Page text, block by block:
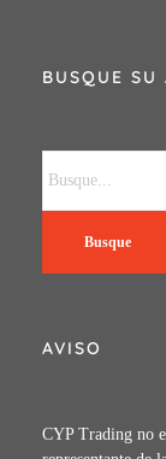
BUSQUE
Busque
AVISO
CYP Trading no